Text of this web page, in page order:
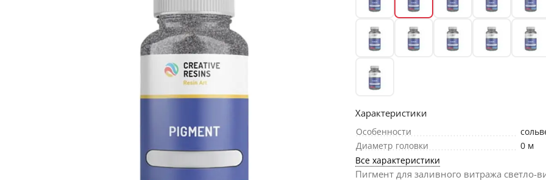
Характеристики
Особенности
Диаметр головки
0 м
Все характеристики
Пигмент для заливного витража светло-